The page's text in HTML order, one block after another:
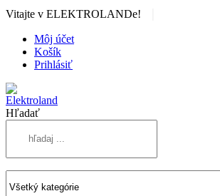
Vitajte v ELEKTROLANDe!
Môj účet
Košík
Prihlásiť
Hľadať